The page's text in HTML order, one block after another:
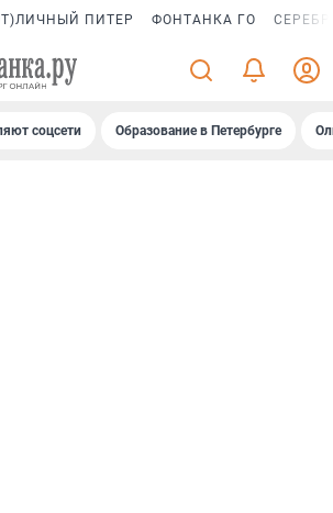
ПИТЕР ФОНТАНКА ГО
соцсети Образование в Петербурге